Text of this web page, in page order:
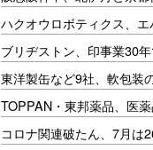
ハクオウロボティクス、
ブリヂストン、印事業30
東洋製缶など9社、軟包装
TOPPAN・東邦薬品、医
コロナ関連破たん、7月は